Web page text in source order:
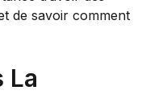
de savoir comment
La